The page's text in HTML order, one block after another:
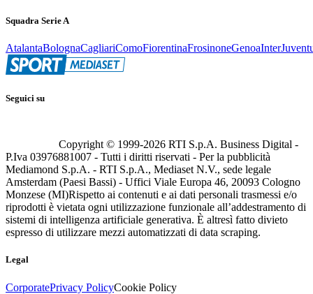
Squadra Serie A
AtalantaBolognaCagliariComoFiorentinaFrosinoneGenoaInter
Seguici su
Copyright © 1999-2026 RTI S.p.A. Business Digital -
P.Iva 03976881007 - Tutti i diritti riservati - Per la pubblicità
Mediamond S.p.A. - RTI S.p.A., Mediaset N.V., sede legale
Amsterdam (Paesi Bassi) - Uffici Viale Europa 46, 20093 Cologno
Monzese (MI)Rispetto ai contenuti e ai dati personali trasmessi e/o
riprodotti è vietata ogni utilizzazione funzionale all’addestramento di
sistemi di intelligenza artificiale generativa. È altresì fatto divieto
espresso di utilizzare mezzi automatizzati di data scraping.
Legal
CorporatePrivacy PolicyCookie Policy